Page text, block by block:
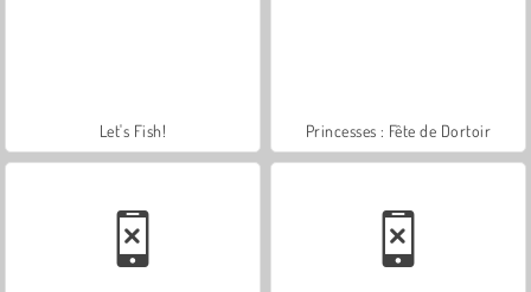
Let's Fish! Princesses : Fête de Dortoir